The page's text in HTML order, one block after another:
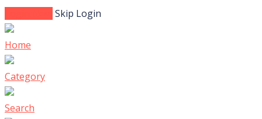
Skip Login
Home
Category
Search